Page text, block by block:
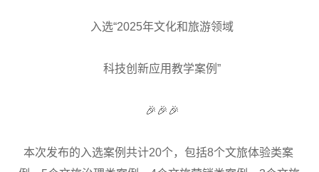
入选“2025年文化和旅游领域
科技创新应用教学案例”
🎉🎉🎉
本次发布的入选案例共计20个，包括8个文旅体验类案